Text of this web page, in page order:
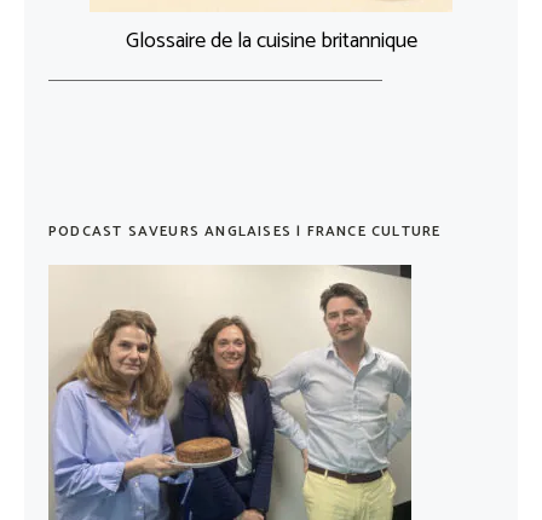
Glossaire de la cuisine britannique
PODCAST SAVEURS ANGLAISES | FRANCE CULTURE